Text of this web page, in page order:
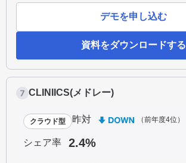
デモを申し込む
資料をダウンロードする
CLINIICS(メドレー)
クラウド型 昨対 （前年度4位）
シェア率 2.4%